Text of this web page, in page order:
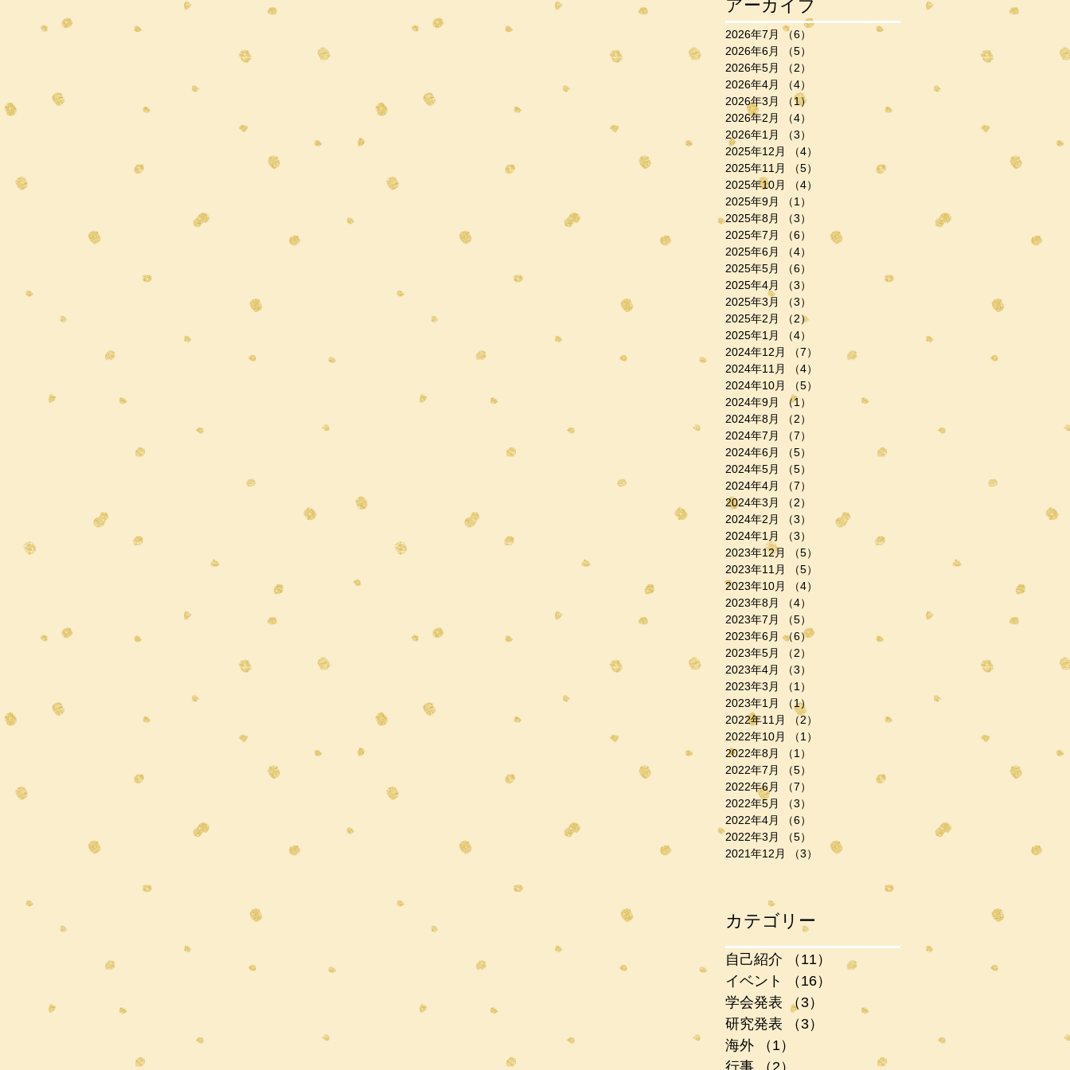
アーカイブ
2026年7月 （6）
2026年6月
（5）
2026年5月
（2）
2026年4月
（4）
2026年3月
（1）
2026年2月
（4）
2026年1月
（3）
2025年12月
（4）
2025年11月
（5）
2025年10月
（4）
2025年9月
（1）
2025年8月
（3）
2025年7月
（6）
6件の記事
2025年6月
（4）
2025年5月
（6）
2025年4月
（3）
2025年3月
（3）
2025年2月
（2）
2025年1月
（4）
2024年12月
（7）
7件の記事
2024年11月
（4）
2024年10月
（5）
2024年9月
（1）
1件の記事
2024年8月
（2）
2024年7月
（7）
2024年6月
（5）
2024年5月
（5）
2024年4月
（7）
2024年3月
（2）
2024年2月
（3）
3件の記事
2024年1月
（3）
2023年12月
（5）
2023年11月
（5）
2023年10月
（4）
2023年8月
（4）
2023年7月
（5）
2023年6月 （6）6件の記事
2023年5月
（2）
2023年4月
（3）
2023年3月
（1）
2023年1月
（1）
2022年11月
（2）
2022年10月
（1）
2022年8月
（1）
2022年7月
（5）
2022年6月
（7）
2022年5月
（3）
2022年4月
（6）
2022年3月
（5）
2021年12月
（3） 3件の記事
カテゴリー
自己紹介 （11）
11件の記事
イベント
（16）
学会発表 （3）
研究発表
（3）
海外
（1）
行事
（2）